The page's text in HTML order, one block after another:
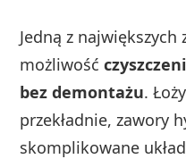
Jedną z
możliwość
bez demontażu.
przekładnie, zawory
skomplikowane